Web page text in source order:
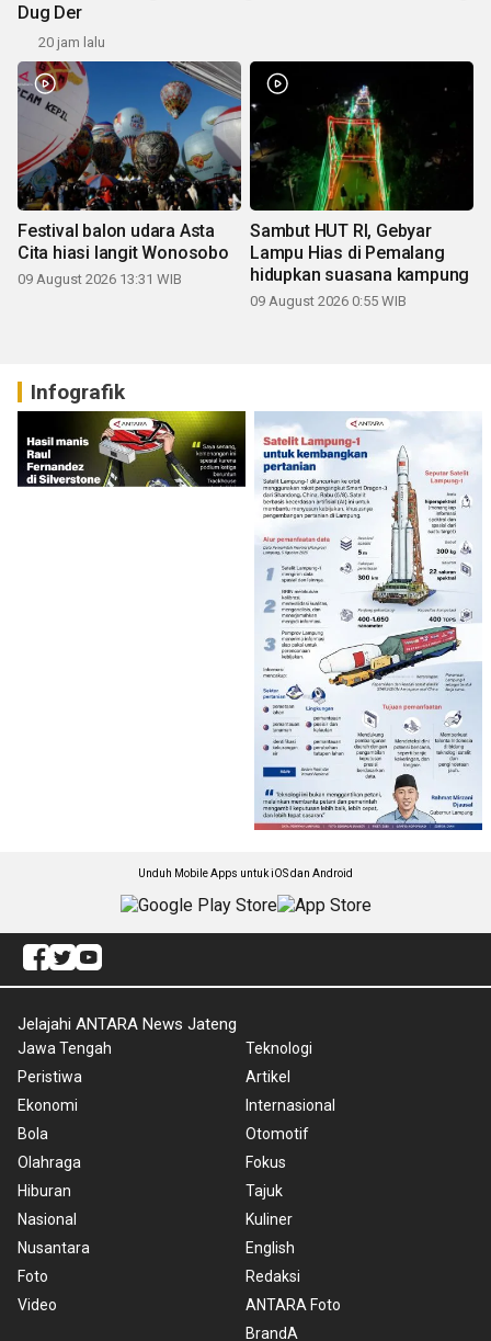
Dug Der
20 jam lalu
Festival balon udara Asta
Cita hiasi langit Wonosobo
09 August 2026 13:31 WIB
Sambut HUT RI, Gebyar
Lampu Hias di Pemalang
hidupkan suasana kampung
09 August 2026 0:55 WIB
Infografik
Unduh Mobile Apps untuk iOS dan Android
Jelajahi ANTARA News Jateng
Jawa Tengah
Peristiwa
Ekonomi
Bola
Olahraga
Hiburan
Nasional
Nusantara
Foto
Video
Teknologi
Artikel
Internasional
Otomotif
Fokus
Tajuk
Kuliner
English
Redaksi
ANTARA Foto
BrandA